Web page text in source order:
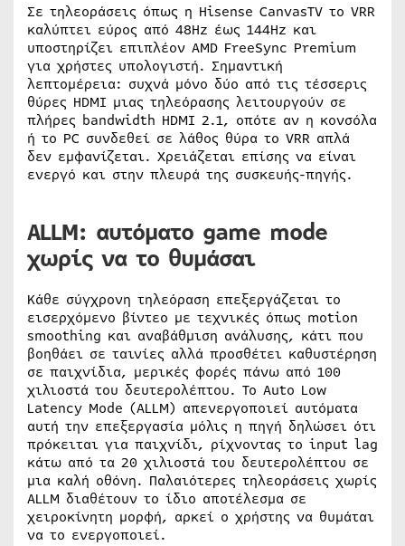
Σε τηλεοράσεις όπως η Hisense CanvasTV το VRR
καλύπτει εύρος από 48Hz έως 144Hz και
υποστηρίζει επιπλέον AMD FreeSync Premium
για χρήστες υπολογιστή. Σημαντική
λεπτομέρεια: συχνά μόνο δύο από τις τέσσερις
θύρες HDMI μιας τηλεόρασης λειτουργούν σε
πλήρες bandwidth HDMI 2.1, οπότε αν η κονσόλα
ή το PC συνδεθεί σε λάθος θύρα το VRR απλά
δεν εμφανίζεται. Χρειάζεται επίσης να είναι
ενεργό και στην πλευρά της συσκευής-πηγής.
ALLM: αυτόματο game mode
χωρίς να το θυμάσαι
Κάθε σύγχρονη τηλεόραση επεξεργάζεται το
εισερχόμενο βίντεο με τεχνικές όπως motion
smoothing και αναβάθμιση ανάλυσης, κάτι που
βοηθάει σε ταινίες αλλά προσθέτει καθυστέρηση
σε παιχνίδια, μερικές φορές πάνω από 100
χιλιοστά του δευτερολέπτου. Το Auto Low
Latency Mode (ALLM) απενεργοποιεί αυτόματα
αυτή την επεξεργασία μόλις η πηγή δηλώσει ότι
πρόκειται για παιχνίδι, ρίχνοντας το input lag
κάτω από τα 20 χιλιοστά του δευτερολέπτου σε
μια καλή οθόνη. Παλαιότερες τηλεοράσεις χωρίς
ALLM διαθέτουν το ίδιο αποτέλεσμα σε
χειροκίνητη μορφή, αρκεί ο χρήστης να θυμάται
να το ενεργοποιεί.